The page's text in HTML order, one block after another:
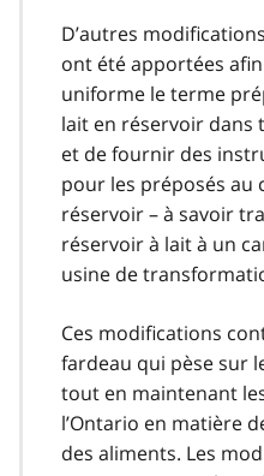
D’autres
ont été apportées
uniforme le terme
lait en réservoir dans
et de fournir des
pour les préposés au
réservoir – à savoir
réservoir à lait à un
usine de
Ces modifications
fardeau qui pèse sur
tout en maintenant
l’Ontario en matière
des aliments. Les